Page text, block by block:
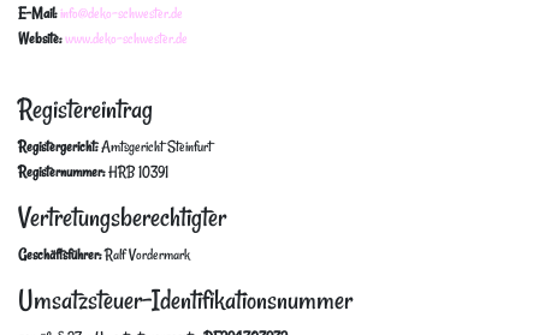
E-Mail:info@deko-schwester.de
Website:www.deko-schwester.de
Registereintrag
Registergericht:Amtsgericht Steinfurt
Registernummer:HRB 10391
Vertretungsberechtigter
Geschäftsführer:Ralf Vordermark
Umsatzsteuer-Identifikationsnummer